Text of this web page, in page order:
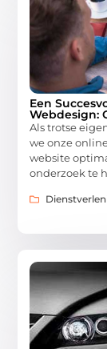
Een
Webdesign:
Als trotse
we onze
website
onderzoek te